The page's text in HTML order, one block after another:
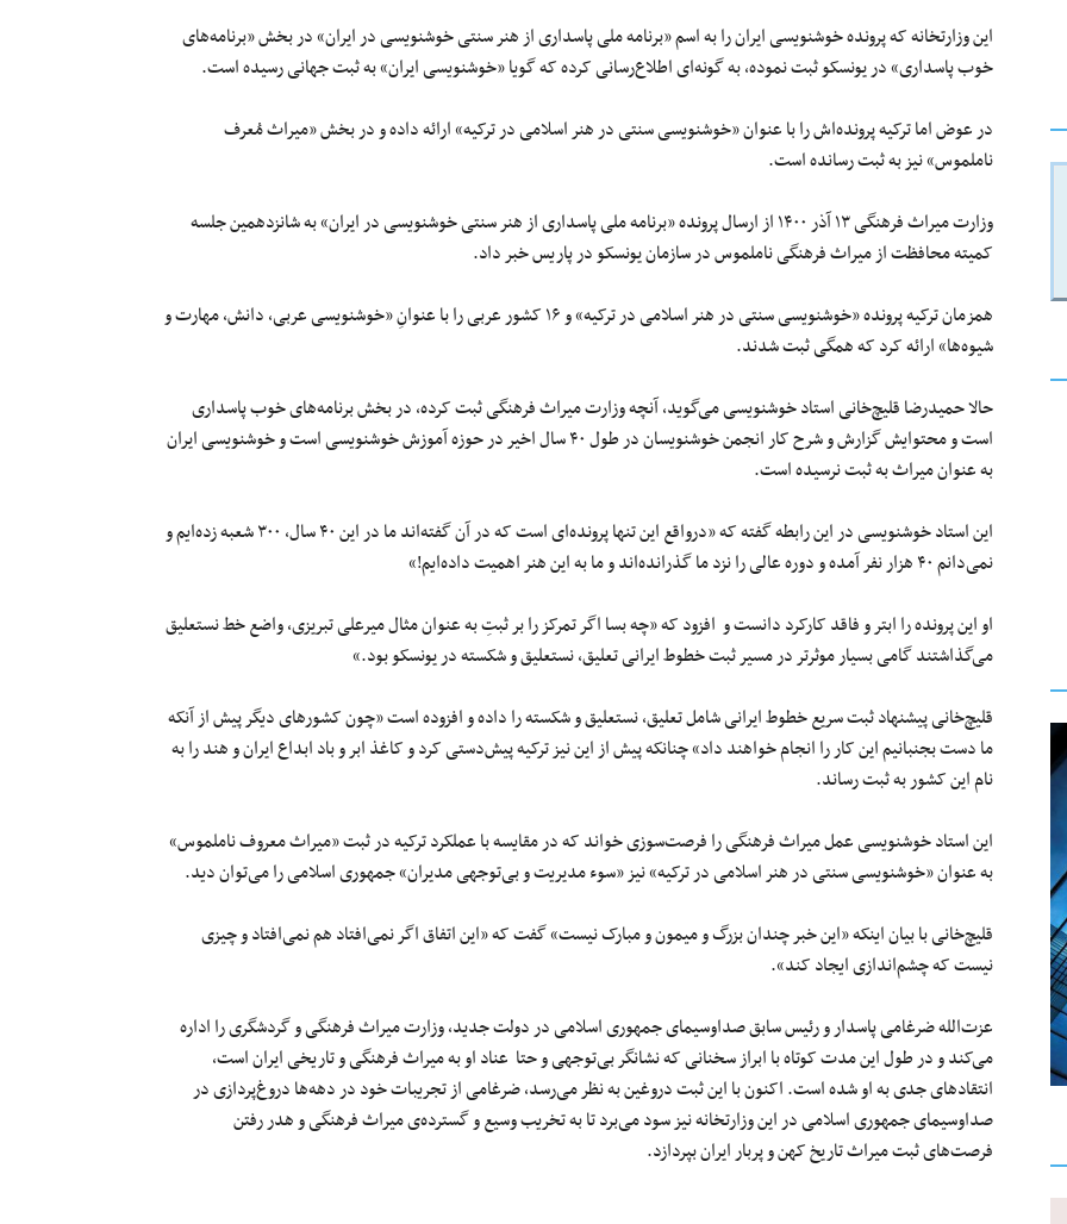
این وزارتخانه که پرونده خوشنویسی ایران را به اسم «برنامه ملی پاسداری از هنر سنتی خوشنویسی در ایران» در بخش «برنامه‌های
خوب پاسداری» در یونسکو ثبت نموده، به گونه‌ای اطلاع‌رسانی کرده که گویا «خوشنویسی ایران» به ثبت جهانی رسیده است.
در عوض اما ترکیه پرونده‌اش را با عنوان «خوشنویسی سنتی در هنر اسلامی در ترکیه» ارائه داده و در بخش «میراث مُعرف
ناملموس» نیز به ثبت رسانده است.
وزارت میراث فرهنگی ۱۳ آذر ۱۴۰۰ از ارسال پرونده «برنامه ملی پاسداری از هنر سنتی خوشنویسی در ایران» به شانزدهمین جلسه
کمیته محافظت از میراث فرهنگی ناملموس در سازمان یونسکو در پاریس خبر داد.
همزمان ترکیه پرونده‌ «خوشنویسی سنتی در هنر اسلامی در ترکیه» و ۱۶ کشور عربی را با عنوانِ «خوشنویسی عربی، دانش، مهارت و
شیوه‌ها» ارائه کرد که همگی ثبت شدند.
حالا حمیدرضا قلیچ‌خانی استاد خوشنویسی می‌گوید، آنچه وزارت میراث فرهنگی ثبت کرده، در بخش برنامه‌های خوب پاسداری
است و محتوایش گزارش و شرح کار انجمن خوشنویسان در طول ۴۰ سال اخیر در حوزه آموزش خوشنویسی است و خوشنویسی ایران
به عنوان میراث به ثبت نرسیده است.
این استاد خوشنویسی در این رابطه گفته که «درواقع این تنها پرونده‌ای است که در آن گفته‌اند ما در این ۴۰ سال، ۳۰۰ شعبه زده‌ایم و
نمی‌دانم ۴۰ هزار نفر آمده و دوره عالی را نزد ما گذرانده‌اند و ما به این هنر اهمیت داده‌ایم!»
او این پرونده‌ را ابتر و فاقد کارکرد دانست و افزود که «چه بسا اگر تمرکز را بر ثبتِ به عنوان مثال میرعلی تبریزی، واضع خط نستعلیق
می‌گذاشتند گامی بسیار موثرتر در مسیر ثبت خطوط ایرانی تعلیق، نستعلیق و شکسته در یونسکو بود.»
قلیچ‌خانی پیشنهاد ثبت سریع خطوط ایرانی شامل تعلیق، نستعلیق و شکسته را داده و افزوده است «چون کشورهای دیگر پیش از آنکه
ما دست بجنبانیم این کار را انجام خواهند داد» چنانکه پیش از این نیز ترکیه پیش‌دستی کرد و کاغذ ابر و باد ابداع ایران و هند را به
نام این کشور به ثبت رساند.
این استاد خوشنویسی عمل میراث فرهنگی را فرصت‌سوزی خواند که در مقایسه با عملکرد ترکیه در ثبت «میراث معروف ناملموس»
به عنوان «خوشنویسی سنتی در هنر اسلامی در ترکیه» نیز «سوء مدیریت و بی‌توجهی مدیران» جمهوری اسلامی را می‌توان دید.
قلیچ‌خانی با بیان اینکه «این خبر چندان بزرگ و میمون و مبارک نیست» گفت که «این اتفاق اگر نمی‌افتاد هم نمی‌افتاد و چیزی
نیست که چشم‌اندازی ایجاد کند».
عزت‌الله ضرغامی پاسدار و رئیس سابق صداوسیمای جمهوری اسلامی در دولت جدید، وزارت میراث فرهنگی و گردشگری را اداره
می‌کند و در طول این مدت کوتاه با ابراز سخنانی که نشانگر بی‌توجهی و حتا عناد او به میراث فرهنگی و تاریخی ایران است،
انتقادهای جدی به او شده است. اکنون با این ثبت دروغین به نظر می‌رسد، ضرغامی از تجریبات خود در دهه‌ها دروغ‌پردازی در
صداوسیمای جمهوری اسلامی در این وزارتخانه نیز سود می‌برد تا به تخریب وسیع و گسترده‌ی میراث فرهنگی و هدر رفتن
فرصت‌های ثبت میراث تاریخ کهن و پربار ایران بپردازد.